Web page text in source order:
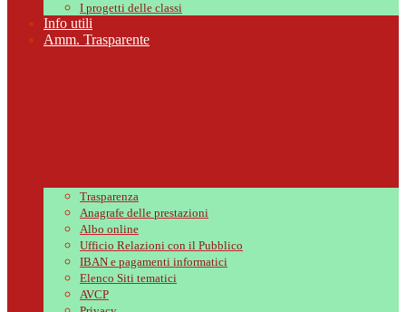
I progetti delle classi
Info utili
Amm. Trasparente
Trasparenza
Anagrafe delle prestazioni
Albo online
Ufficio Relazioni con il Pubblico
IBAN e pagamenti informatici
Elenco Siti tematici
AVCP